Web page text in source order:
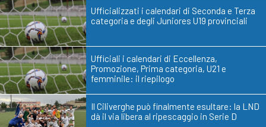
Ufficializzati i calendari di Seconda e Terza
categoria e degli Juniores U19 provinciali
Ufficiali i calendari di Eccellenza,
Promozione, Prima categoria, U21 e
femminile: il riepilogo
Il Ciliverghe può finalmente esultare: la LND
dà il via libera al ripescaggio in Serie D